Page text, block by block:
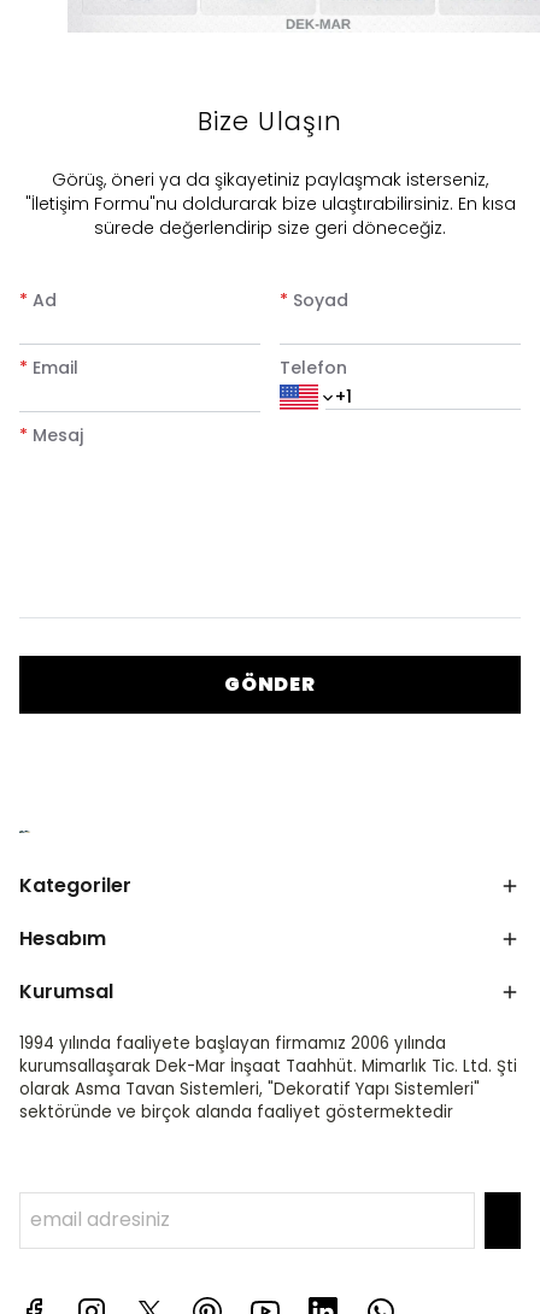
Bize Ulaşın
​Görüş, öneri ya da şikayetiniz paylaşmak isterseniz,
"İletişim Formu"nu doldurarak bize ulaştırabilirsiniz. En kısa
sürede değerlendirip size geri döneceğiz.
* Ad * Soyad
* Email Telefon
* Mesaj
GÖNDER
Kategoriler
Hesabım
Kurumsal
1994 yılında faaliyete başlayan firmamız 2006 yılında
kurumsallaşarak Dek-Mar İnşaat Taahhüt. Mimarlık Tic. Ltd. Şti
olarak Asma Tavan Sistemleri, "Dekoratif Yapı Sistemleri"
sektöründe ve birçok alanda faaliyet göstermektedir